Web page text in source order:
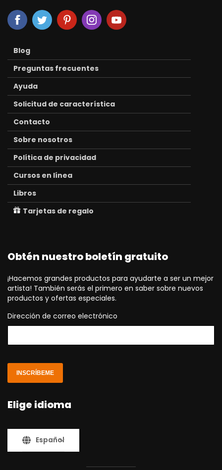
Blog
Preguntas frecuentes
Ayuda
Solicitud de característica
Contacto
Sobre nosotros
Política de privacidad
Cursos en línea
Libros
Tarjetas de regalo
Obtén nuestro boletín gratuito
¡Hacemos grandes productos para ayudarte a ser un mejor
artista! También serás el primero en saber sobre nuevos
productos y ofertas especiales.
Dirección de correo electrónico
INSCRÍBEME
Elige idioma
Español